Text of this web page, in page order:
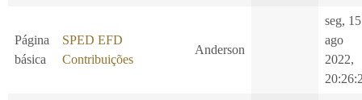
Página
básica
SPED EFD
Contribuições
Anderson
seg, 15
ago
2022,